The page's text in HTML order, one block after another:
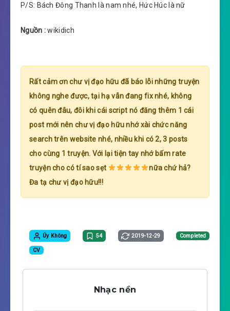
P/S: Bách Đông Thanh là nam nhé, Hức Húc là nữ
Nguồn :wikidich
Rất cảm ơn chư vị đạo hữu đã báo lỗi những truyện
không nghe được, tại hạ vẫn đang fix nhé, không
có quên đâu, đôi khi cái script nó đăng thêm 1 cái
post mới nên chư vị đạo hữu nhớ xài chức năng
search trên website nhé, nhiều khi có 2, 3 posts
cho cùng 1 truyện. Với lại tiện tay nhớ bấm rate
truyện cho có tí sao sẹt
nữa chứ hả?
Đa tạ chư vị đạo hữu!!!
Úy Không 54 2019-12-29 Completed
CV
Nhạc nền